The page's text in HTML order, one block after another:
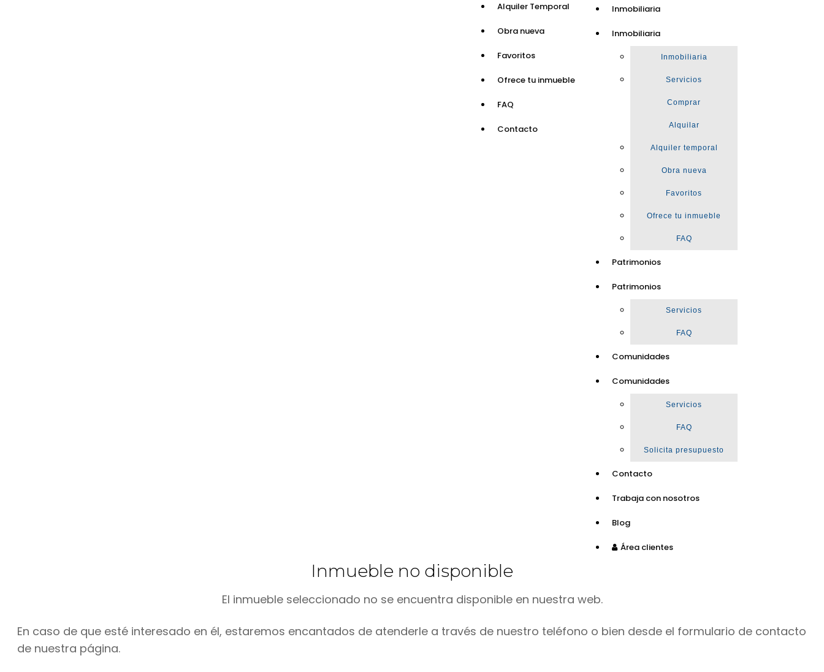
Inmobiliaria
Inmobiliaria
Inmobiliaria
Servicios
Comprar
Alquilar
Alquiler temporal
Obra nueva
Favoritos
Ofrece tu inmueble
FAQ
Patrimonios
Patrimonios
Servicios
FAQ
Comunidades
Comunidades
Servicios
FAQ
Solicita presupuesto
Contacto
Trabaja con nosotros
Blog
Área clientes
Alquiler Temporal
Obra nueva
Favoritos
Ofrece tu inmueble
FAQ
Contacto
Inmueble no disponible
El inmueble seleccionado no se encuentra disponible en nuestra web.
En caso de que esté interesado en él, estaremos encantados de atenderle a través de nuestro teléfono o bien desde el formulario de contacto
de nuestra página.